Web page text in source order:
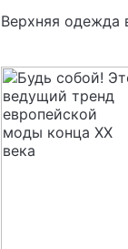
Верхняя одежда